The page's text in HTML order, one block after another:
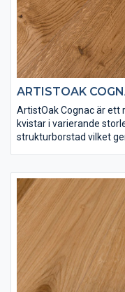
ARTISTOAK
ArtistOak Cognac är ett
kvistar i varierande
strukturborstad vilket
och Osmo matt
slitstyrka. Spacklingar